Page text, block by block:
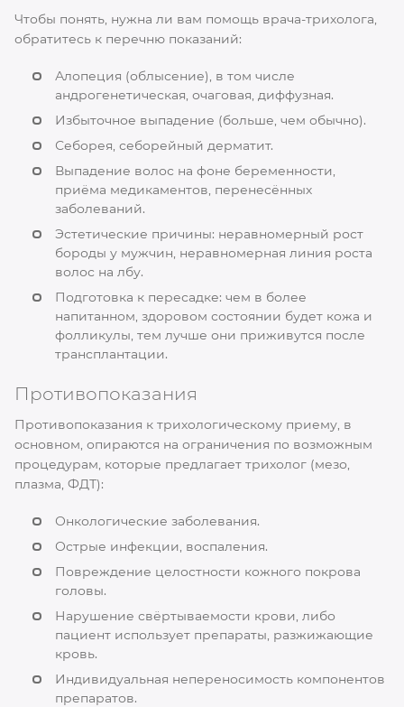
Чтобы понять, нужна ли вам помощь врача-трихолога,
обратитесь к перечню показаний:
Алопеция (облысение), в том числе
андрогенетическая, очаговая, диффузная.
Избыточное выпадение (больше, чем обычно).
Себорея, себорейный дерматит.
Выпадение волос на фоне беременности,
приёма медикаментов, перенесённых
заболеваний.
Эстетические причины: неравномерный рост
бороды у мужчин, неравномерная линия роста
волос на лбу.
Подготовка к пересадке: чем в более
напитанном, здоровом состоянии будет кожа и
фолликулы, тем лучше они приживутся после
трансплантации.
Противопоказания
Противопоказания к трихологическому приему, в
основном, опираются на ограничения по возможным
процедурам, которые предлагает трихолог (мезо,
плазма, ФДТ):
Онкологические заболевания.
Острые инфекции, воспаления.
Повреждение целостности кожного покрова
головы.
Нарушение свёртываемости крови, либо
пациент использует препараты, разжижающие
кровь.
Индивидуальная непереносимость компонентов
препаратов.